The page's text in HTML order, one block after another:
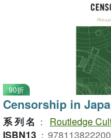
90折
Censorship in
系列名 ：
Routledge
ISBN13 ：